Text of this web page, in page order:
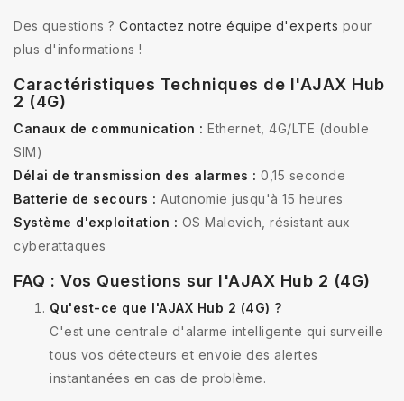
Des questions ? Contactez notre équipe d'experts pour
plus d'informations !
Caractéristiques Techniques de l'AJAX Hub
2 (4G)
Canaux de communication : Ethernet, 4G/LTE (double
SIM)
Délai de transmission des alarmes : 0,15 seconde
Batterie de secours : Autonomie jusqu'à 15 heures
Système d'exploitation : OS Malevich, résistant aux
cyberattaques
FAQ : Vos Questions sur l'AJAX Hub 2 (4G)
Qu'est-ce que l'AJAX Hub 2 (4G) ?
C'est une centrale d'alarme intelligente qui surveille
tous vos détecteurs et envoie des alertes
instantanées en cas de problème.